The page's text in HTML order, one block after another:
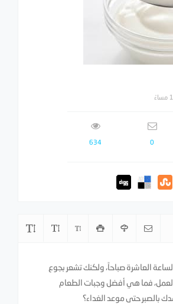
0
634
العاشرة صباحاً، ولكنك تشعر بجوع
فما هي أفضل وجبات الطعام
بالصبر حتى موعد الغداء؟